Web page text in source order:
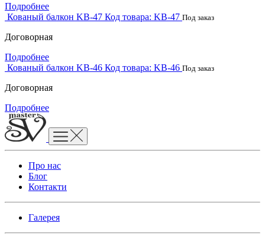
Подробнее
Кованый балкон KB-47 Код товара: KB-47 Под заказ
Договорная
Подробнее
Кованый балкон KB-46 Код товара: KB-46 Под заказ
Договорная
Подробнее
Про нас
Блог
Контакти
Галерея